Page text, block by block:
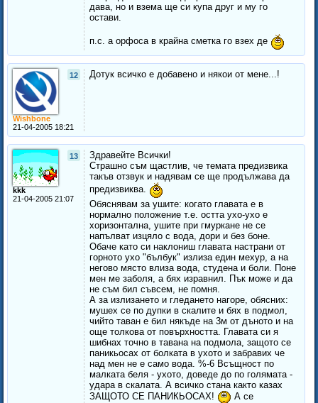
дава, но и взема ще си купа друг и му го
остави.
п.с. а орфоса в крайна сметка го взех де
12
Wishbone
21-04-2005 18:21
Дотук всичко е добавено и някои от мене...!
13
kkk
21-04-2005 21:07
Здравейте Всички!
Страшно съм щастлив, че темата предизвика
такъв отзвук и надявам се ще продължава да
предизвиква.
Обяснявам за ушите: когато главата е в
нормално положение т.е. остта ухо-ухо е
хоризонтална, ушите при гмуркане не се
напълват изцяло с вода, дори и без боне.
Обаче като си наклониш главата настрани от
горното ухо "бълбук" излиза един мехур, а на
негово място влиза вода, студена и боли. Поне
мен ме заболя, а бях изравнил. Пък може и да
не съм бил съвсем, не помня.
А за излизането и гледането нагоре, обясних:
мушех се по дупки в скалите и бях в подмол,
чийто таван е бил някъде на 3м от дъното и на
още толкова от повърхността. Главата си я
шибнах точно в тавана на подмола, защото се
паникьосах от болката в ухото и забравих че
над мен не е само вода. %-6 Всъщност по
малката беля - ухото, доведе до по голямата -
удара в скалата. А всичко стана както казах
ЗАЩОТО СЕ ПАНИКЬОСАХ!
А се